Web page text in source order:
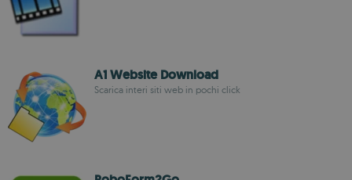
A1 Website Download
Scarica interi siti web in pochi click